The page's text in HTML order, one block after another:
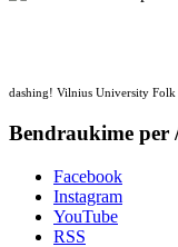
dashing! Vilnius University Folk
Bendraukime per
Facebook
Instagram
YouTube
RSS